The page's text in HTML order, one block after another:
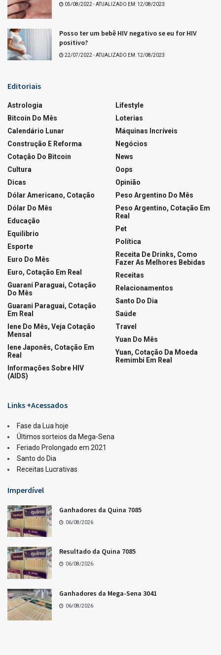
05/08/2022 - ATUALIZADO EM: 12/08/2023
Posso ter um bebê HIV negativo se eu for HIV
positivo?
22/07/2022 - ATUALIZADO EM: 12/08/2023
Editoriais
Astrologia
Bitcoin Do Mês
Calendário Lunar
Construção E Reforma
Cotação Do Bitcoin
Cultura
Dicas
Dólar Americano, Cotação
Dólar Do Mês
Educação
Equilibrio
Esporte
Euro Do Mês
Euro, Cotação Em Real
Guarani Paraguai, Cotação
Do Mês
Guarani Paraguai, Cotação
Em Real
Iene Do Mês, Veja Cotação
Mensal
Iene Japonês, Cotação Em
Real
Informações Sobre HIV
(AIDS)
Lifestyle
Loterias
Máquinas Incríveis
Negócios
News
Oops
Opinião
Peso Argentino Do Mês
Peso Argentino, Cotação Em
Real
Pet
Política
Receita De Drinks, Como
Fazer As Melhores Bebidas
Receitas
Relacionamentos
Santo Do Dia
Saúde
Travel
Yuan Do Mês
Yuan, Cotação Da Moeda
Remimbi Em Real
Links +Acessados
Fase da Lua hoje
Últimos sorteios da Mega-Sena
Feriado Prolongado em 2021
Santo do Dia
Receitas Lucrativas
Imperdível
Ganhadores da Quina 7085
06/08/2026
Resultado da Quina 7085
06/08/2026
Ganhadores da Mega-Sena 3041
06/08/2026